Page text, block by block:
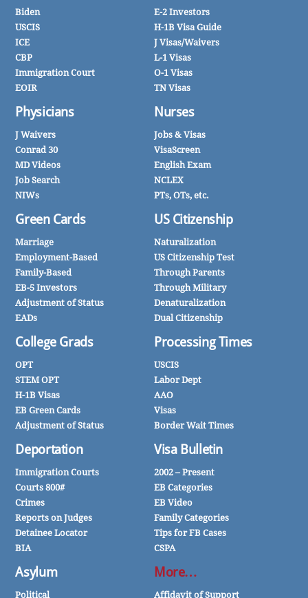
Biden
USCIS
ICE
CBP
Immigration Court
EOIR
Physicians
J Waivers
Conrad 30
MD Videos
Job Search
NIWs
Green Cards
Marriage
Employment-Based
Family-Based
EB-5 Investors
Adjustment of Status
EADs
College Grads
OPT
STEM OPT
H-1B Visas
EB Green Cards
Adjustment of Status
Deportation
Immigration Courts
Courts 800#
Crimes
Reports on Judges
Detainee Locator
BIA
Asylum
Political
E-2 Investors
H-1B Visa Guide
J Visas/Waivers
L-1 Visas
O-1 Visas
TN Visas
Nurses
Jobs & Visas
VisaScreen
English Exam
NCLEX
PTs, OTs, etc.
US Citizenship
Naturalization
US Citizenship Test
Through Parents
Through Military
Denaturalization
Dual Citizenship
Processing Times
USCIS
Labor Dept
AAO
Visas
Border Wait Times
Visa Bulletin
2002 – Present
EB Categories
EB Video
Family Categories
Tips for FB Cases
CSPA
More…
Affidavit of Support